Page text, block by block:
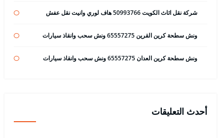
شركة نقل اثاث الكويت 50993766 هاف لوري وانيت نقل عفش
ونش سطحة كرين القرين 65557275 ونش سحب وانقاذ سيارات
ونش سطحة كرين العدان 65557275 ونش سحب وانقاذ سيارات
أحدث التعليقات